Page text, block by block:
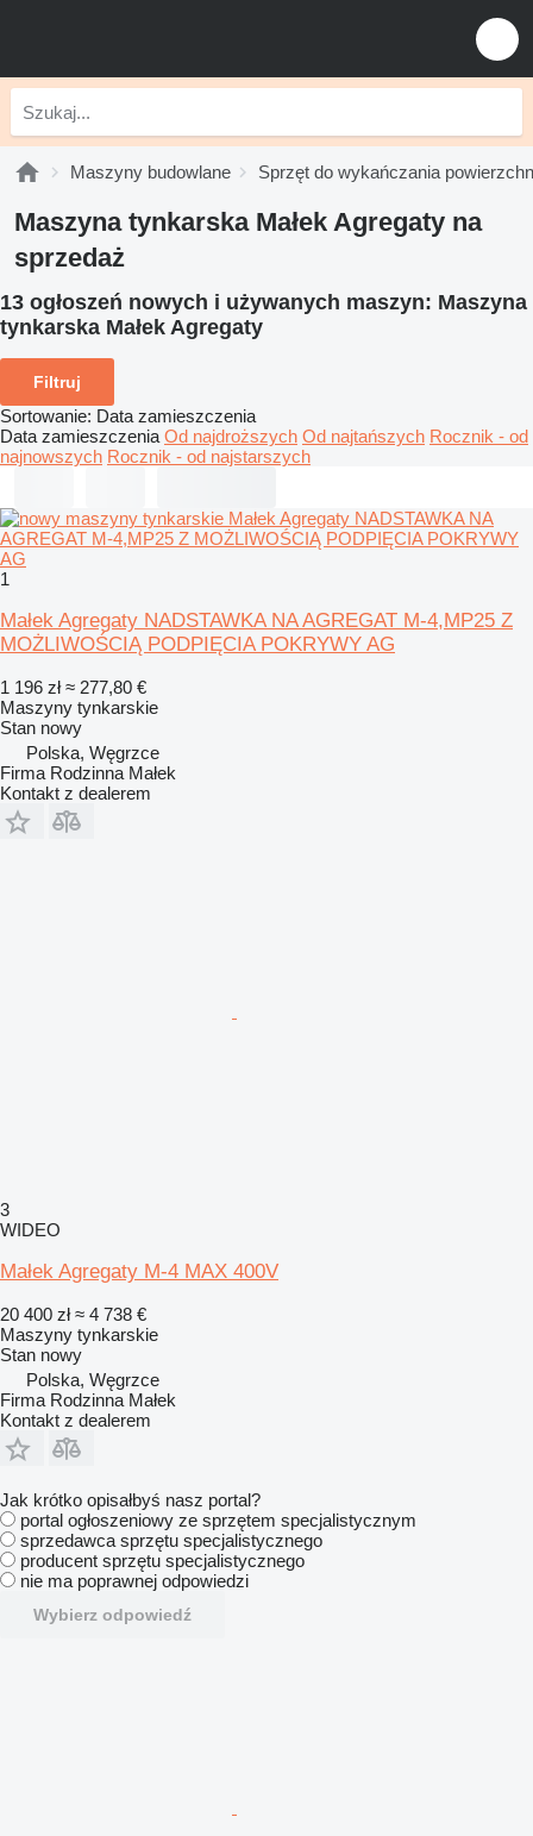
Maszyny budowlane Sprzęt do wykańczania
Maszyna tynkarska Małek Agregaty na
sprzedaż
13 ogłoszeń nowych i używanych maszyn: Maszyna
tynkarska Małek Agregaty
Filtruj
Sortowanie: Data zamieszczenia
Data zamieszczenia Od najdroższych Od najtańszych Rocznik - od
najnowszych Rocznik - od najstarszych
1
Małek Agregaty NADSTAWKA NA AGREGAT M-4,MP25 Z
MOŻLIWOŚCIĄ PODPIĘCIA POKRYWY AG
1 196 zł ≈ 277,80 €
Maszyny tynkarskie
Stan nowy
Polska, Węgrzce
Firma Rodzinna Małek
Kontakt z dealerem
3
WIDEO
Małek Agregaty M-4 MAX 400V
20 400 zł ≈ 4 738 €
Maszyny tynkarskie
Stan nowy
Polska, Węgrzce
Firma Rodzinna Małek
Kontakt z dealerem
Jak krótko opisałbyś nasz portal?
portal ogłoszeniowy ze sprzętem specjalistycznym
sprzedawca sprzętu specjalistycznego
producent sprzętu specjalistycznego
nie ma poprawnej odpowiedzi
Wybierz odpowiedź